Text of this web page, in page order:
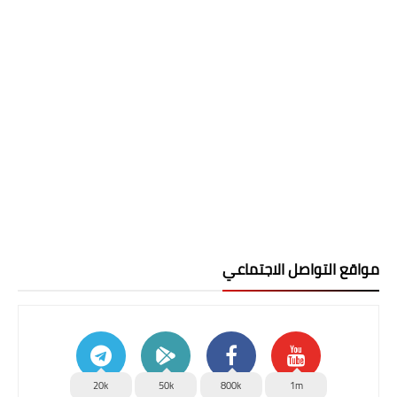
مواقع التواصل الاجتماعي
1m
800k
50k
20k